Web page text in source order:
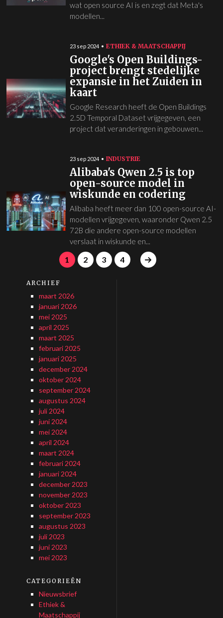
wat open source AI is en zegt dat Meta's
modellen...
23 sep 2024 ETHIEK & MAATSCHAPPIJ
Google's Open Buildings-
project brengt stedelijke
expansie in het Zuiden in
kaart
Google Research heeft de Open Buildings
2.5D Temporal Dataset vrijgegeven, een
project dat veranderingen in gebouwen...
23 sep 2024 INDUSTRIE
Alibaba's Qwen 2.5 is top
open-source model in
wiskunde en codering
Alibaba heeft meer dan 100 open-source AI-
modellen vrijgegeven, waaronder Qwen 2.5
72B die andere open-source modellen
verslaat in wiskunde en...
1 2 3 4
ARCHIEF
maart 2026
januari 2026
mei 2025
april 2025
maart 2025
februari 2025
januari 2025
december 2024
oktober 2024
september 2024
augustus 2024
juli 2024
juni 2024
mei 2024
april 2024
maart 2024
februari 2024
januari 2024
december 2023
november 2023
oktober 2023
september 2023
augustus 2023
juli 2023
juni 2023
mei 2023
CATEGORIEËN
Nieuwsbrief
Ethiek &
Maatschappij